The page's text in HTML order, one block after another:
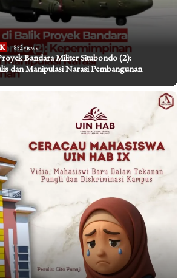
852 views
Bandara Militer Situbondo (2):
dan Manipulasi Narasi Pembangunan